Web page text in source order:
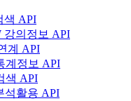
색 API
강의정보 API
계 API
계정보 API
색 API
석활용 API